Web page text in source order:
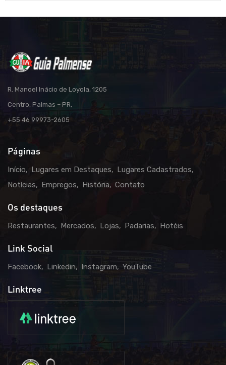
R. Manoel Inácio de Loyola, 1205
Centro, Palmas – PR,
+55 46 99973-2605
Páginas
Início Lugares em Destaques
Lugares Cadastrados
Notícias
Empregos História Contato
Os destaques
Restaurantes Mercados Lojas Padarias Hotéis
Link Social
Facebook Linkedin Instagram YouTube
Linktree